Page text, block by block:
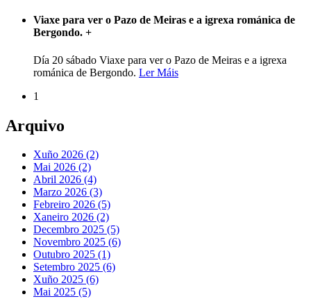
Viaxe para ver o Pazo de Meiras e a igrexa románica de
Bergondo. +
Día 20 sábado Viaxe para ver o Pazo de Meiras e a igrexa
románica de Bergondo. Ler Máis
1
Arquivo
Xuño 2026 (2)
Mai 2026 (2)
Abril 2026 (4)
Marzo 2026 (3)
Febreiro 2026 (5)
Xaneiro 2026 (2)
Decembro 2025 (5)
Novembro 2025 (6)
Outubro 2025 (1)
Setembro 2025 (6)
Xuño 2025 (6)
Mai 2025 (5)